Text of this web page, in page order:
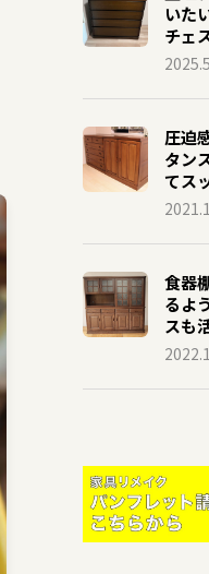
いた
チェ
圧迫
タン
てス
食器
るよ
スも